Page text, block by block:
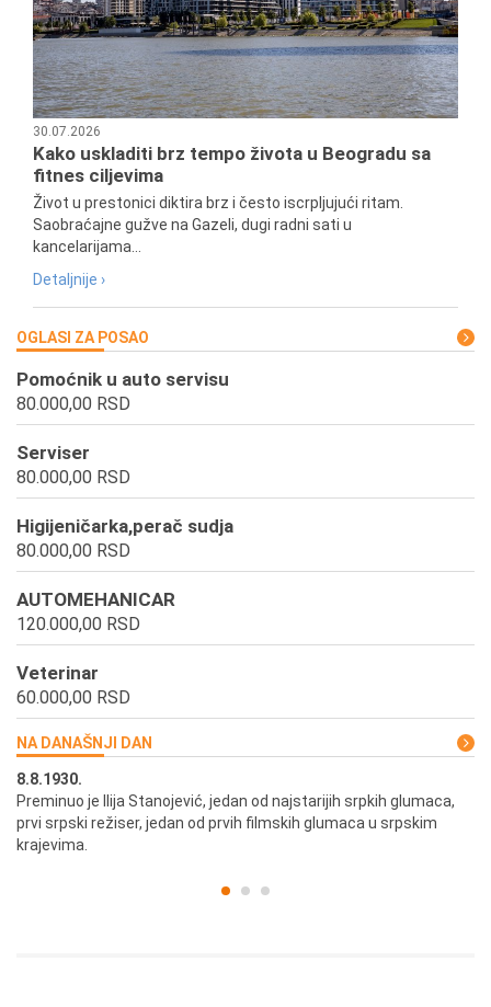
30.07.2026
Kako uskladiti brz tempo života u Beogradu sa
fitnes ciljevima
Život u prestonici diktira brz i često iscrpljujući ritam.
Saobraćajne gužve na Gazeli, dugi radni sati u
kancelarijama...
Detaljnije ›
OGLASI ZA POSAO
Pomoćnik u auto servisu
80.000,00 RSD
Serviser
80.000,00 RSD
Higijeničarka,perač sudja
80.000,00 RSD
AUTOMEHANICAR
120.000,00 RSD
Veterinar
60.000,00 RSD
NA DANAŠNJI DAN
8.8.1930.
Preminuo je Ilija Stanojević, jedan od najstarijih srpkih glumaca,
prvi srpski režiser, jedan od prvih filmskih glumaca u srpskim
krajevima.